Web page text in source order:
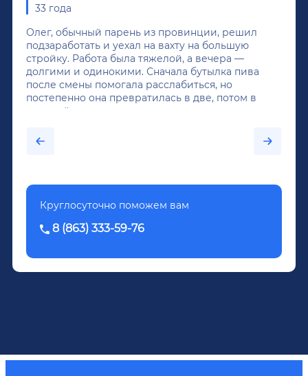
33 года
Олег, обычный парень из провинции, решил
подзаработать и уехал на вахту на большую
стройку. Работа была тяжелой, а вечера —
долгими и одинокими. Сначала бутылка пива
после смены помогала расслабиться, но
постепенно она превратилась в две, потом в
крепкий алкоголь, и вот он уже пил почти
было назначено кодирование по методу
Довженко.
Круглосуточно поможем вам
8 (863) 333-59-76